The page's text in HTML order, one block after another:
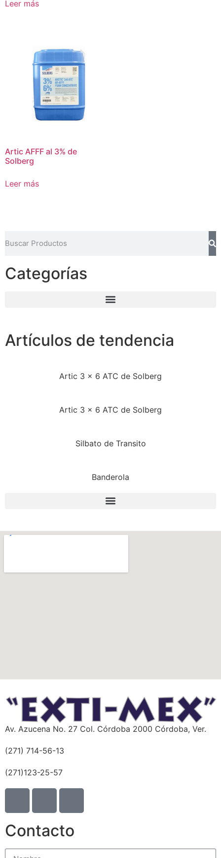
Categorías
Artículos de tendencia
Artic 3 x 6 ATC de Solberg
Artic 3 x 6 ATC de Solberg
Silbato de Transito
Banderola
Leer más
Artic AFFF al 3% de
Solberg
Leer más
Av. Azucena No. 27 Col. Córdoba 2000 Córdoba, Ver.
(271) 714-56-13
(271)123-25-57
Contacto